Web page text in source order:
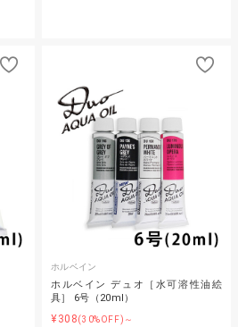
ホルベイン
ホルベイン デュオ［水可溶性油絵
具］ 6号（20ml）
¥308(30%OFF)～